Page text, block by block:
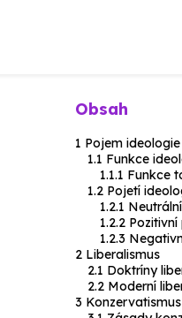
Obsah
Pojem ideologie
Funkce
Funkce
Pojetí
Liberalismus
Doktríny
Moderní
Konzervatismus